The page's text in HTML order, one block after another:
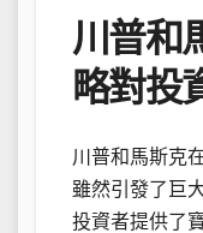
川普和
略對投
川普和馬斯克
雖然引發了巨
投資者提供了